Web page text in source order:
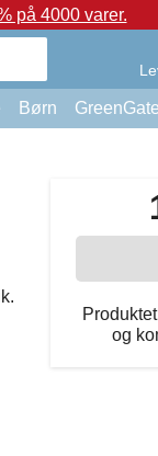
på 4000 varer.
Børn GreenGate
og